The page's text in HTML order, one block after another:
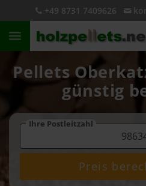
+49 8731 7409626
Pellets
günstig
Ihre Postleitzahl
Preis